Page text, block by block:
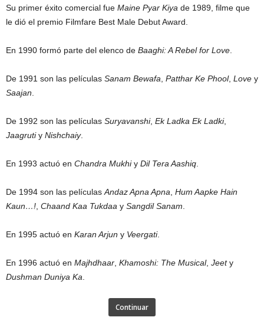
Su primer éxito comercial fue Maine Pyar Kiya de 1989, filme que
le dió el premio Filmfare Best Male Debut Award.
En 1990 formó parte del elenco de Baaghi: A Rebel for Love
De 1991 son las películas Sanam Bewafa Patthar Ke Phool, Love y
Saajan
De 1992 son las películas Suryavanshi, Ek Ladka Ek Ladki,
Jaagrutiy Nishchaiy.
En 1993 actuó en Chandra Mukhiy Dil Tera Aashiq
De 1994 son las películas Andaz Apna Apna Hum Aapke Hain
Kaun…! Chaand Kaa Tukdaa y Sangdil Sanam
En 1995 actuó en Karan Arjun y Veergati.
En 1996 actuó en Majhdhaar Khamoshi: The Musical, Jeety
Dushman Duniya Ka
Continuar